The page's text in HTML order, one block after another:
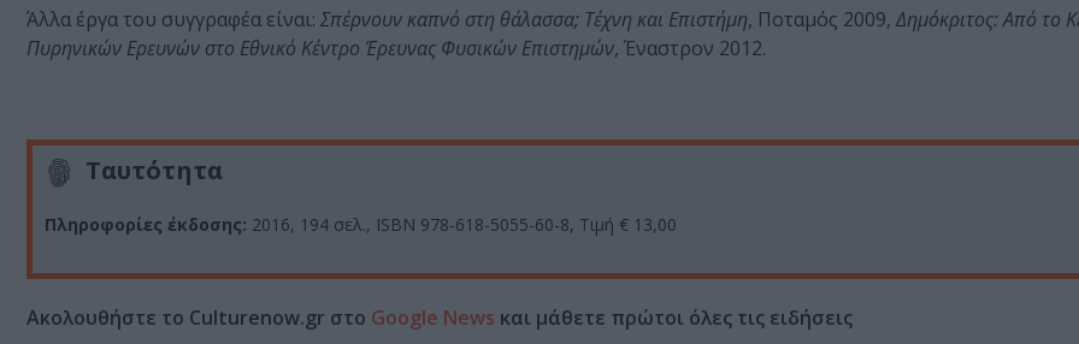
Άλλα έργα του συγγραφέα είναι: Σπέρνουν καπνό στη θάλασσα; Τέχνη και Επιστήμη, Ποταμός 2009, Δημόκριτος: Από το
Πυρηνικών Ερευνών στο Εθνικό Κέντρο Έρευνας Φυσικών Επιστημών, Έναστρον 2012.
Ταυτότητα
Πληροφορίες έκδοσης: 2016, 194 σελ., ISBN 978-618-5055-60-8, Τιμή € 13,00
Ακολουθήστε το Culturenow.gr στο Google News και μάθετε πρώτοι όλες τις ειδήσεις